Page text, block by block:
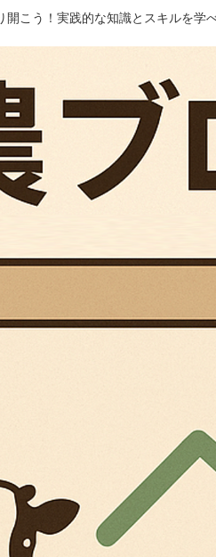
開こう！実践的な知識とスキルを学